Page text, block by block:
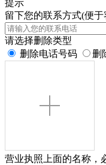
提示
留下您的联系方式(便
请选择删除类型
删除电话号码
删
营业执照上面的名称，